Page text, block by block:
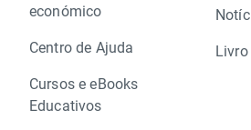
económico
Centro de Ajuda
Cursos e eBooks
Educativos